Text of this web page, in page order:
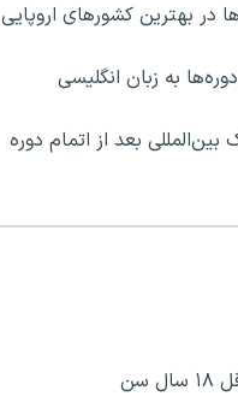
در بهترین کشورهای اروپایی
به زبان انگلیسی
بعد از اتمام دوره
سن